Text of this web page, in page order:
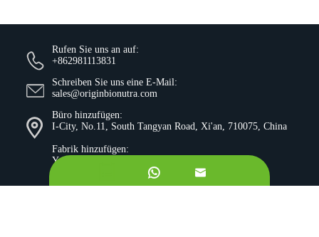
Rufen Sie uns an auf:
+862981113831
Schreiben Sie uns eine E-Mail:
sales@originbionutra.com
Büro hinzufügen:
I-City, No.11, South Tangyan Road, Xi'an, 710075, China
Fabrik hinzufügen:
Yangling, Shaanxi, China
Datenschutzrichtlinie
 